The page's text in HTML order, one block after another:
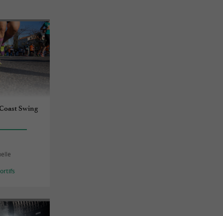
Swing